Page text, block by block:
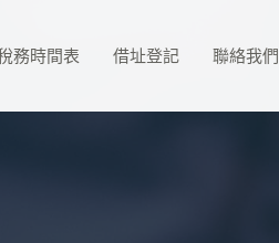
務時間表 借址登記 聯絡我們